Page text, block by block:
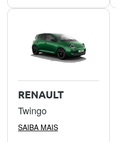
RENAULT
Twingo
SAIBA MAIS